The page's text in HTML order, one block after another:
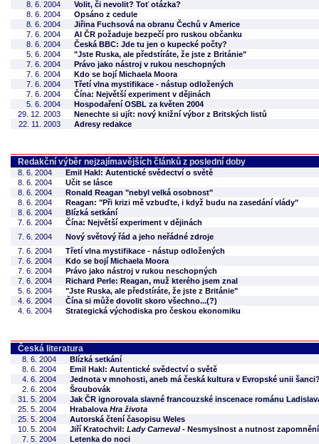
8. 6. 2004
Volit, či nevolit? Toť otázka?
8. 6. 2004
Opsáno z cedule
8. 6. 2004
Jiřina Fuchsová na obranu Čechů v Americe
7. 6. 2004
AI ČR požaduje bezpečí pro ruskou občanku
8. 6. 2004
Česká BBC: Jde tu jen o kupecké počty?
5. 6. 2004
"Jste Ruska, ale předstíráte, že jste z Británie"
7. 6. 2004
Právo jako nástroj v rukou neschopných
7. 6. 2004
Kdo se bojí Michaela Moora
7. 6. 2004
Třetí vlna mystifikace - nástup odložených
7. 6. 2004
Čína: Největší experiment v dějinách
5. 6. 2004
Hospodaření OSBL za květen 2004
29. 12. 2003
Nenechte si ujít: nový knižní výbor z Britských listů
22. 11. 2003
Adresy redakce
Redakční výběr nejzajímavějších článků z poslední doby
8. 6. 2004
Emil Hakl: Autentické svědectví o světě
8. 6. 2004
Učit se lásce
8. 6. 2004
Ronald Reagan "nebyl velká osobnost"
8. 6. 2004
Reagan: "Při krizi mě vzbuďte, i když budu na zasedání vlády"
8. 6. 2004
Blízká setkání
7. 6. 2004
Čína: Největší experiment v dějinách
7. 6. 2004
Nový světový řád a jeho neřádné zdroje
7. 6. 2004
Třetí vlna mystifikace - nástup odložených
7. 6. 2004
Kdo se bojí Michaela Moora
7. 6. 2004
Právo jako nástroj v rukou neschopných
7. 6. 2004
Richard Perle: Reagan, muž kterého jsem znal
5. 6. 2004
"Jste Ruska, ale předstíráte, že jste z Británie"
4. 6. 2004
Čína si může dovolit skoro všechno...(?)
4. 6. 2004
Strategická východiska pro českou ekonomiku
Česká literatura
8. 6. 2004
Blízká setkání
8. 6. 2004
Emil Hakl: Autentické svědectví o světě
4. 6. 2004
Jednota v mnohosti, aneb má česká kultura v Evropské unii
2. 6. 2004
Šroubovák
31. 5. 2004
Jak ČR ignorovala slavné francouzské inscenace románu
25. 5. 2004
Hrabalova Hra života
25. 5. 2004
Autorská čtení časopisu Weles
10. 5. 2004
Jiří Kratochvil: Lady Carneval- Nesmyslnost a nutnost zapomnění
7. 5. 2004
Letenka do noci